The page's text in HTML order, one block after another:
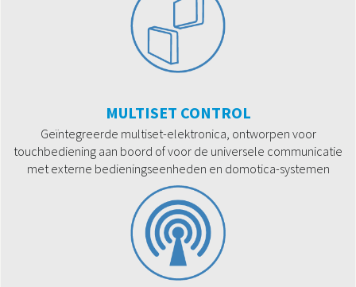
MULTISET CONTROL
Geïntegreerde multiset-elektronica, ontworpen voor
touchbediening aan boord of voor de universele communicatie
met externe bedieningseenheden en domotica-systemen